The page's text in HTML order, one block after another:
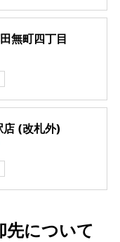
無町四丁目
店 (改札外)
先について